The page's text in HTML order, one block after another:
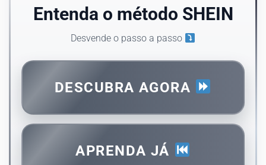
Entenda o método SHEIN
Desvende o passo a passo
DESCUBRA AGORA
APRENDA JÁ